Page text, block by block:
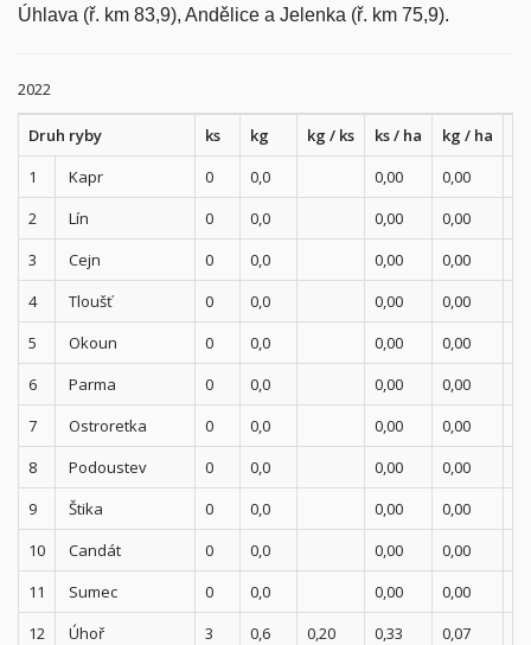
Úhlava (ř. km 83,9), Andělice a Jelenka (ř. km 75,9).
2022
Druh ryby ks kg kg / ks ks / ha kg / ha
1
Kapr 0 0,0 0,00 0,00
2
Lín 0 0,0 0,00 0,00
3
Cejn 0 0,0 0,00 0,00
4
Tloušť 0 0,0 0,00 0,00
5
Okoun 0 0,0 0,00 0,00
6
Parma 0 0,0 0,00 0,00
7
Ostroretka 0 0,0 0,00 0,00
8
Podoustev 0 0,0 0,00 0,00
9
Štika 0 0,0 0,00 0,00
10
Candát 0 0,0 0,00 0,00
11
Sumec 0 0,0 0,00 0,00
12
Úhoř 3 0,6 0,20 0,33 0,07